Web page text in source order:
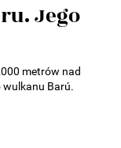
Jego
metrów nad
wulkanu Barú.